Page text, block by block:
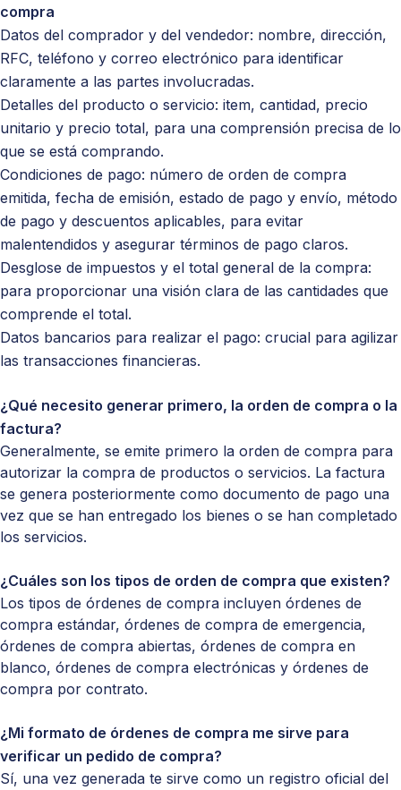
compra
Datos del comprador y del vendedor: nombre, dirección,
RFC, teléfono y correo electrónico para identificar
claramente a las partes involucradas.
Detalles del producto o servicio: item, cantidad, precio
unitario y precio total, para una comprensión precisa de lo
que se está comprando.
Condiciones de pago: número de orden de compra
emitida, fecha de emisión, estado de pago y envío, método
de pago y descuentos aplicables, para evitar
malentendidos y asegurar términos de pago claros.
Desglose de impuestos y el total general de la compra:
para proporcionar una visión clara de las cantidades que
comprende el total.
Datos bancarios para realizar el pago: crucial para agilizar
las transacciones financieras.
¿Qué necesito generar primero, la orden de compra o la
factura?
Generalmente, se emite primero la orden de compra para
autorizar la compra de productos o servicios. La factura
se genera posteriormente como documento de pago una
vez que se han entregado los bienes o se han completado
los servicios.
¿Cuáles son los tipos de orden de compra que existen?
Los tipos de órdenes de compra incluyen órdenes de
compra estándar, órdenes de compra de emergencia,
órdenes de compra abiertas, órdenes de compra en
blanco, órdenes de compra electrónicas y órdenes de
compra por contrato.
¿Mi formato de órdenes de compra me sirve para
verificar un pedido de compra?
Sí, una vez generada te sirve como un registro oficial del